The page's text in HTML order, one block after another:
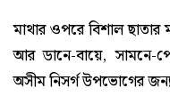
মাথার ওপরে বিশাল
আর ডানে-বায়ে, সামনে-
অসীম নিসর্গ উপভোগের